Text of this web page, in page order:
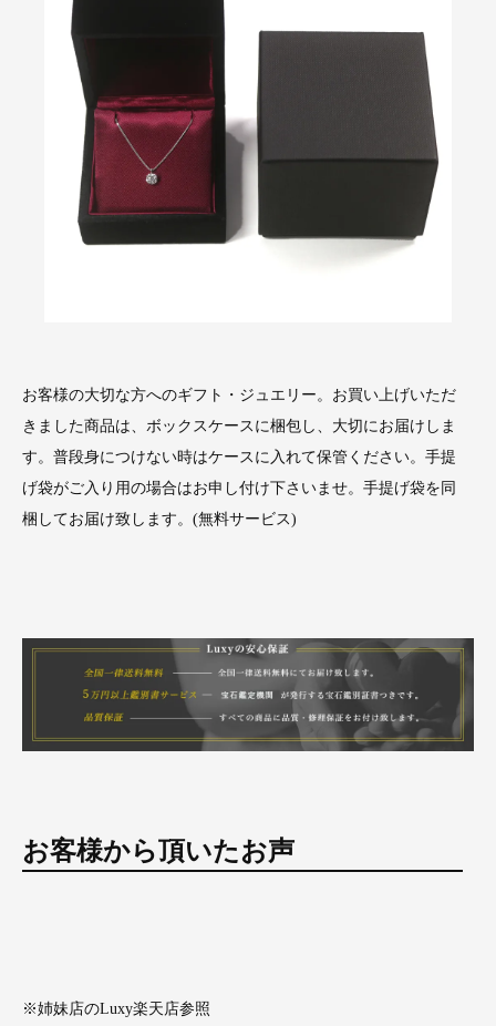
お客様の大切な方へのギフト・ジュエリー。お買い上げいただ
きました商品は、ボックスケースに梱包し、大切にお届けしま
す。普段身につけない時はケースに入れて保管ください。手提
げ袋がご入り用の場合はお申し付け下さいませ。手提げ袋を同
梱してお届け致します。(無料サービス)
お客様から頂いたお声
※姉妹店のLuxy楽天店参照